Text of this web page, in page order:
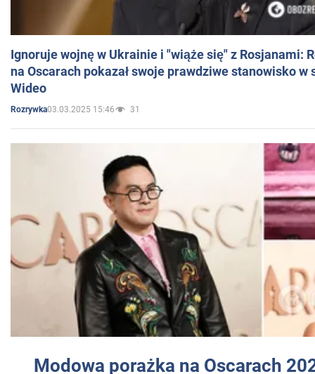
Ignoruje wojnę w Ukrainie i "wiąże się" z Rosjanami:
na Oscarach pokazał swoje prawdziwe stanowisko w
Wideo
Rozrywka03.03.2025 15:46 31
Modowa porażka na Oscarach